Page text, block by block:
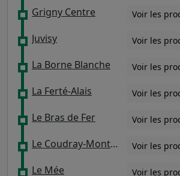
Grigny Centre Voir les
Juvisy Voir les
La Borne Blanche Voir les
La Ferté-Alais Voir les
Le Bras de Fer Voir les
Le Coudray-Montceaux Voir les
Le Mée Voir les